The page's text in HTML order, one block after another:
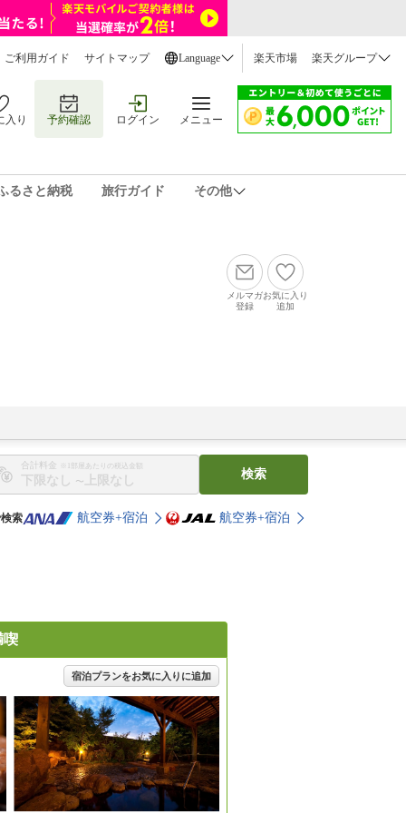
ご利用ガイド サイトマップ Language 楽天市場 楽天グループ
入り 予約確認 ログイン メニュー
るさと納税 旅行ガイド その他
メルマガ
登録
お気に入り
追加
合計料金 ※1部屋あたりの税込金額
〜
検索
索 航空券+宿泊 航空券+宿泊
喫
宿泊プランをお気に入りに追加